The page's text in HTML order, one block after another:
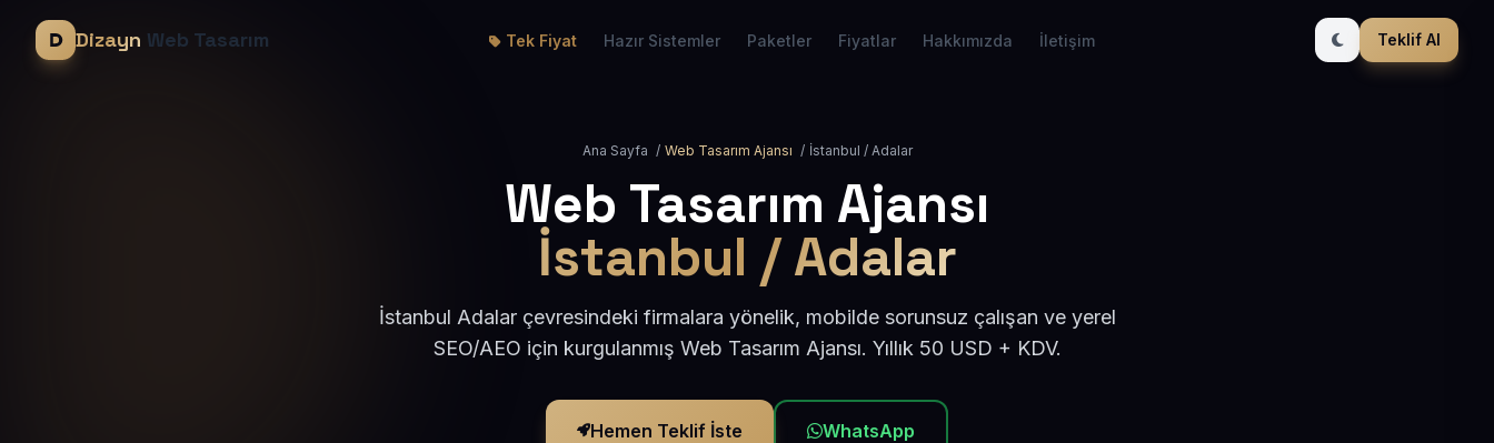
Dizayn Web Tasarım Tek Fiyat Hazır Sistemler Paketler Fiyatlar Hakkımızda İletişim Teklif Al
Ana Sayfa / Web Tasarım Ajansı / İstanbul / Adalar
Web Tasarım Ajansı
İstanbul / Adalar
İstanbul Adalar çevresindeki firmalara yönelik, mobilde sorunsuz çalışan ve yerel
SEO/AEO için kurgulanmış Web Tasarım Ajansı. Yıllık 50 USD + KDV.
Hemen Teklif İste WhatsApp